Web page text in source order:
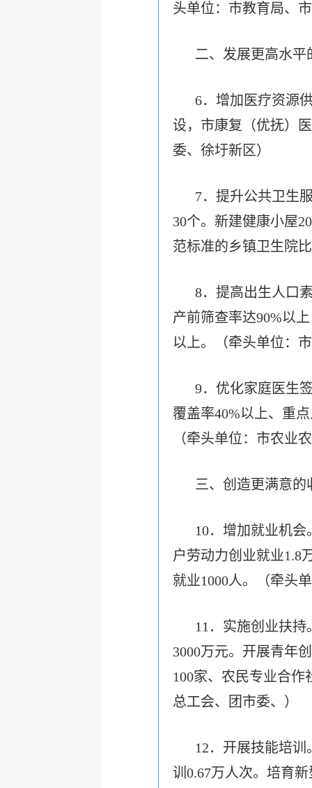
头单位：市教育局、
二、发展更高水平
6．增加医疗资源
设，市康复（优抚）
委、徐圩新区）
7．提升公共卫生
30个。新建健康小屋
范标准的乡镇卫生院
8． 提高出生人口
产前筛查率达90%以
以上。（牵头单位：
9．优化家庭医生
覆盖率40%以上、重
（牵头单位：市农业
三、创造更满意的
10．增加就业机
户劳动力创业就业1.8
就业1000人。（牵头
11．实施创业扶
3000万元。开展青年
100家、农民专业合
总工会、团市委、）
12．开展技能培
训0.67万人次。培育